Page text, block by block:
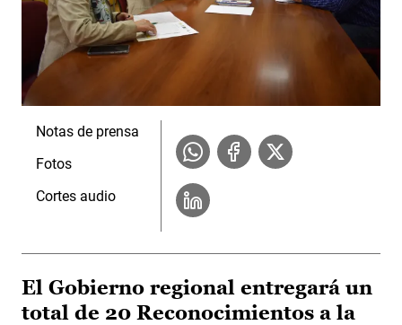
Notas de prensa
Fotos
Cortes audio
El Gobierno regional entregará un
total de 20 Reconocimientos a la